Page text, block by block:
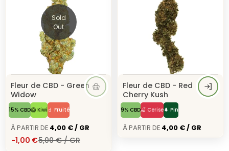
Sold
Out
Fleur de CBD - Green
Widow
15% CBD🥝 Kiwi 🧃 Fruité
À Partir de4,00 € / GR
-1,00 €5,00 € / GR
Fleur de CBD - Red
Cherry Kush
9% CBD🍒 Cerise🌲 Pin
À Partir de4,00 € / GR